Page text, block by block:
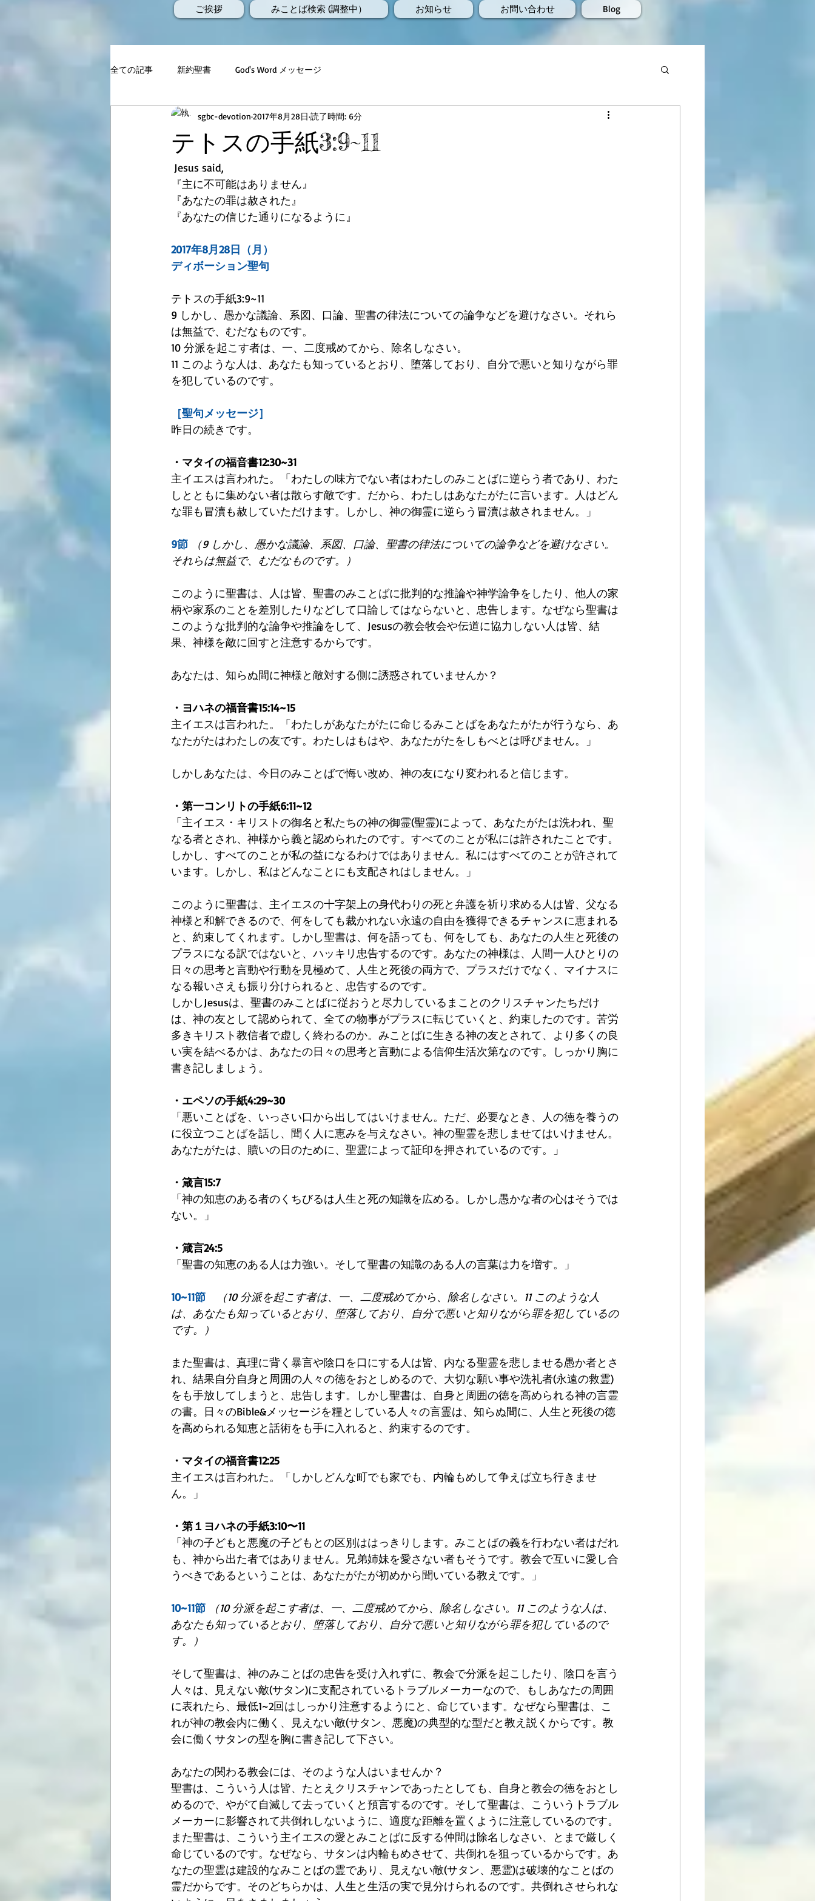
ご挨拶 みことば検索 (調整中） お知らせ お問い合わせ Blog
全ての記事 新約聖書 God's Word メッセージ
テトスの手紙3:9~11
sgbc-devotion 2017年8月28日 読了時間: 6分
Jesus said,
『主に不可能はありません』
『あなたの罪は赦された』
『あなたの信じた通りになるように』
2017年8月28日（月）
ディボーション聖句
テトスの手紙3:9~11
9 しかし、愚かな議論、系図、口論、聖書の律法についての論争などを避けなさい。それら
は無益で、むだなものです。
10 分派を起こす者は、一、二度戒めてから、除名しなさい。
11 このような人は、あなたも知っているとおり、堕落しており、自分で悪いと知りながら罪
を犯しているのです。
［聖句メッセージ］
昨日の続きです。
・マタイの福音書12:30~31
主イエスは言われた。「わたしの味方でない者はわたしのみことばに逆らう者であり、わた
しとともに集めない者は散らす敵です。だから、わたしはあなたがたに言います。人はどん
な罪も冒瀆も赦していただけます。しかし、神の御霊に逆らう冒瀆は赦されません。」
9節
（9 しかし、愚かな議論、系図、口論、聖書の律法についての論争などを避けなさい。
それらは無益で、むだなものです。）
このように聖書は、人は皆、聖書のみことばに批判的な推論や神学論争をしたり、他人の家
柄や家系のことを差別したりなどして口論してはならないと、忠告します。なぜなら聖書は
このような批判的な論争や推論をして、Jesusの教会牧会や伝道に協力しない人は皆、結
果、神様を敵に回すと注意するからです。
あなたは、知らぬ間に神様と敵対する側に誘惑されていませんか？
・ヨハネの福音書15:14~15
主イエスは言われた。「わたしがあなたがたに命じるみことばをあなたがたが行うなら、あ
なたがたはわたしの友です。わたしはもはや、あなたがたをしもべとは呼びません。」
しかしあなたは、今日のみことばで悔い改め、神の友になり変われると信じます。
・第一コンリトの手紙6:11~12
「主イエス・キリストの御名と私たちの神の御霊(聖霊)によって、あなたがたは洗われ、聖
なる者とされ、神様から義と認められたのです。すべてのことが私には許されたことです。
しかし、すべてのことが私の益になるわけではありません。私にはすべてのことが許されて
います。しかし、私はどんなことにも支配されはしません。」
このように聖書は、主イエスの十字架上の身代わりの死と弁護を祈り求める人は皆、父なる
神様と和解できるので、何をしても裁かれない永遠の自由を獲得できるチャンスに恵まれる
と、約束してくれます。しかし聖書は、何を語っても、何をしても、あなたの人生と死後の
プラスになる訳ではないと、ハッキリ忠告するのです。あなたの神様は、人間一人ひとりの
日々の思考と言動や行動を見極めて、人生と死後の両方で、プラスだけでなく、マイナスに
なる報いさえも振り分けられると、忠告するのです。
しかしJesusは、聖書のみことばに従おうと尽力しているまことのクリスチャンたちだけ
は、神の友として認められて、全ての物事がプラスに転じていくと、約束したのです。苦労
多きキリスト教信者で虚しく終わるのか。みことばに生きる神の友とされて、より多くの良
い実を結べるかは、あなたの日々の思考と言動による信仰生活次第なのです。しっかり胸に
書き記しましょう。
・エペソの手紙4:29~30
「悪いことばを、いっさい口から出してはいけません。ただ、必要なとき、人の徳を養うの
に役立つことばを話し、聞く人に恵みを与えなさい。神の聖霊を悲しませてはいけません。
あなたがたは、贖いの日のために、聖霊によって証印を押されているのです。」
・箴言15:7
「神の知恵のある者のくちびるは人生と死の知識を広める。しかし愚かな者の心はそうでは
ない。」
・箴言24:5
「聖書の知恵のある人は力強い。そして聖書の知識のある人の言葉は力を増す。」
10~11節
（10 分派を起こす者は、一、二度戒めてから、除名しなさい。11 このような人
は、あなたも知っているとおり、堕落しており、自分で悪いと知りながら罪を犯しているの
です。）
また聖書は、真理に背く暴言や陰口を口にする人は皆、内なる聖霊を悲しませる愚か者とさ
れ、結果自分自身と周囲の人々の徳をおとしめるので、大切な願い事や洗礼者(永遠の救霊)
をも手放してしまうと、忠告します。しかし聖書は、自身と周囲の徳を高められる神の言霊
の書。日々のBible&メッセージを糧としている人々の言霊は、知らぬ間に、人生と死後の徳
を高められる知恵と話術をも手に入れると、約束するのです。
・マタイの福音書12:25
主イエスは言われた。「しかしどんな町でも家でも、内輪もめして争えば立ち行きませ
ん。」
・第１ヨハネの手紙3:10〜11
「神の子どもと悪魔の子どもとの区別ははっきりします。みことばの義を行わない者はだれ
も、神から出た者ではありません。兄弟姉妹を愛さない者もそうです。教会で互いに愛し合
うべきであるということは、あなたがたが初めから聞いている教えです。」
10~11節
（10 分派を起こす者は、一、二度戒めてから、除名しなさい。11 このような人は、
あなたも知っているとおり、堕落しており、自分で悪いと知りながら罪を犯しているので
す。）
そして聖書は、神のみことばの忠告を受け入れずに、教会で分派を起こしたり、陰口を言う
人々は、見えない敵(サタン)に支配されているトラブルメーカーなので、もしあなたの周囲
に表れたら、最低1~2回はしっかり注意するようにと、命じています。なぜなら聖書は、こ
れが神の教会内に働く、見えない敵(サタン、悪魔)の典型的な型だと教え説くからです。教
会に働くサタンの型を胸に書き記して下さい。
あなたの関わる教会には、そのような人はいませんか？
聖書は、こういう人は皆、たとえクリスチャンであったとしても、自身と教会の徳をおとし
めるので、やがて自滅して去っていくと預言するのです。そして聖書は、こういうトラブル
メーカーに影響されて共倒れしないように、適度な距離を置くように注意しているのです。
また聖書は、こういう主イエスの愛とみことばに反する仲間は除名しなさい、とまで厳しく
命じているのです。なぜなら、サタンは内輪もめさせて、共倒れを狙っているからです。あ
なたの聖霊は建設的なみことばの霊であり、見えない敵(サタン、悪霊)は破壊的なことばの
霊だからです。そのどちらかは、人生と生活の実で見分けられるのです。共倒れさせられな